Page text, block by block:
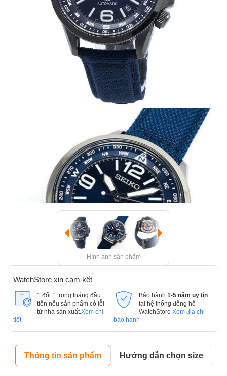
Hình ảnh sản phẩm
WatchStore xin cam kết
1 đổi 1 trong tháng đầu
tiên nếu sản phẩm có lỗi
từ nhà sản xuất. Xem chi
tiết
Bảo hành 1-5 năm uy tín
tại hệ thống đồng hồ
WatchStore Xem địa chỉ
bảo hành
Thông tin sản phẩm Hướng dẫn chọn size